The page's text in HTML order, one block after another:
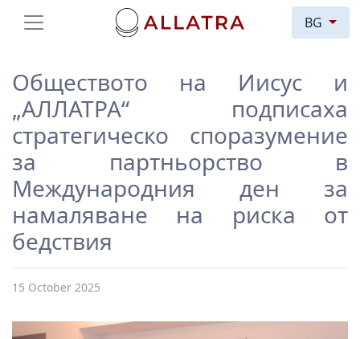
BG
Обществото на Иисус и
„АЛЛАТРА“ подписаха
стратегическо споразумение
за партньорство в
Международния ден за
намаляване на риска от
бедствия
15 October 2025